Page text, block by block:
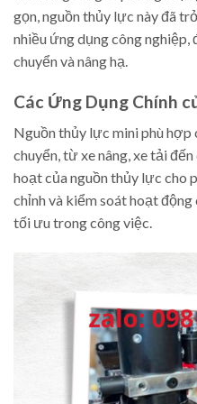
gọn, nguồn thủy lực này đã
nhiều ứng dụng công
chuyển và nâng hạ.
Các Ứng Dụng Chính
Nguồn thủy lực mini phù
chuyển, từ xe nâng, xe tải
hoạt của nguồn thủy lực cho
chỉnh và kiểm soát hoạt
tối ưu trong công việc.